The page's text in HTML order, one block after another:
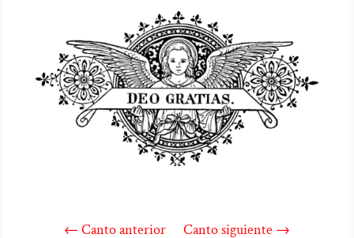
← Canto anterior Canto siguiente →